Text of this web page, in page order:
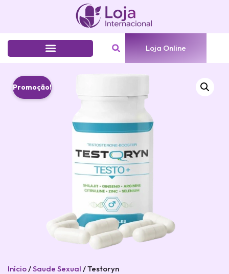
Loja Online
Promoção!
Início /Saude Sexual / Testoryn